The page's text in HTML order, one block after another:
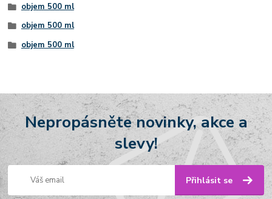
objem 500 ml
objem 500 ml
objem 500 ml
Nepropásněte novinky, akce a
slevy!
Přihlásit se